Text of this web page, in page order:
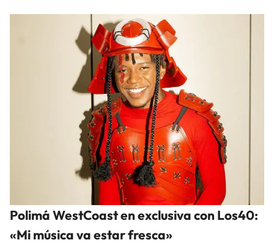
Polimá WestCoast en exclusiva con Los40:
«Mi música va estar fresca»